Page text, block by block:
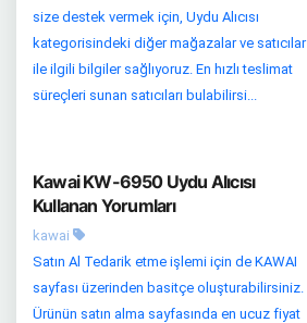
size destek vermek için, Uydu Alıcısı
kategorisindeki diğer mağazalar ve satıcılar
ile ilgili bilgiler sağlıyoruz. En hızlı teslimat
süreçleri sunan satıcıları bulabilirsi...
Kawai KW-6950 Uydu Alıcısı
Kullanan Yorumları
kawai
Satın Al Tedarik etme işlemi için de KAWAI
sayfası üzerinden basitçe oluşturabilirsiniz.
Ürünün satın alma sayfasında en ucuz fiyat